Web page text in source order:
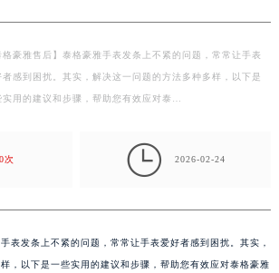
格豪雅售后】泰格豪雅手表发条上不紧的问题，常常让手表
者感到困扰。其实，解决这一问题的方法多种多样，以下是
实用的建议和步骤，帮助您有效应对泰…
次  2026-02-24
表发条上不紧的问题，常常让手表爱好者感到困扰。其实，
，以下是一些实用的建议和步骤，帮助您有效应对泰格豪雅